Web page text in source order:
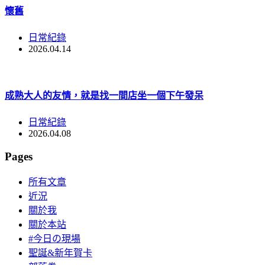
懷舊
日常紀錄
2026.04.14
成熟大人的友情，就是找一間店坐一個下午發呆
日常紀錄
2026.04.08
Pages
所有文章
近況
關於我
關於本站
#今日の現場
聖誕&新年賀卡